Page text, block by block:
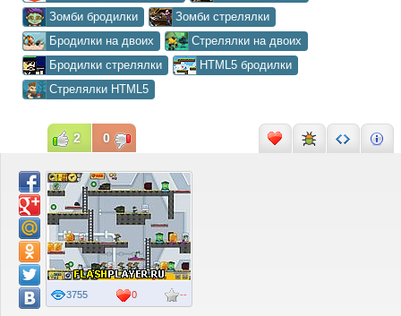
Зомби бродилки
Зомби стрелялки
Бродилки на двоих
Стрелялки на двоих
Бродилки стрелялки
HTML5 бродилки
Стрелялки HTML5
--
3755 0
2 0